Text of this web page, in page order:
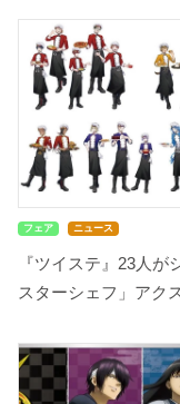
フェア ニュース
『ツイステ』23人が
スターシェフ」アク